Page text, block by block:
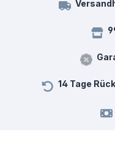
14 Tage